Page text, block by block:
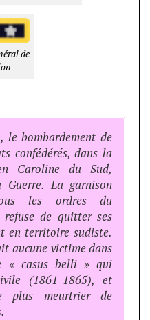
de
bombardement de
confédérés, dans la
Caroline du Sud,
La garnison
les ordres du
refuse de quitter ses
en territoire sudiste.
aucune victime dans
« casus belli » qui
(1861-1865), et
plus meurtrier de